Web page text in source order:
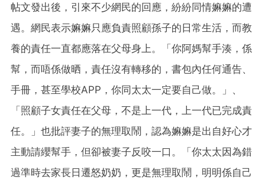
帖文發出後，引來不少網民的回應，紛紛同情嫲嫲的遭
遇。網民表示嫲嫲只應負責照顧孫子的日常生活，而教
養的責任一直都應落在父母身上。「你阿媽幫手湊，係
幫，而唔係做晒，責任沒有轉移的，書包內任何通告、
手冊，甚至學校APP，你同太太一定要自己做。」、
「照顧子女責任在父母，不是上一代，上一代已完成責
任。」也批評妻子的無理取鬧，認為嫲嫲是出自好心才
主動請纓幫手，但卻被妻子反咬一口。「你太太因為錯
過準時去家長日遷怒奶奶，更是無理取鬧，明明係自己